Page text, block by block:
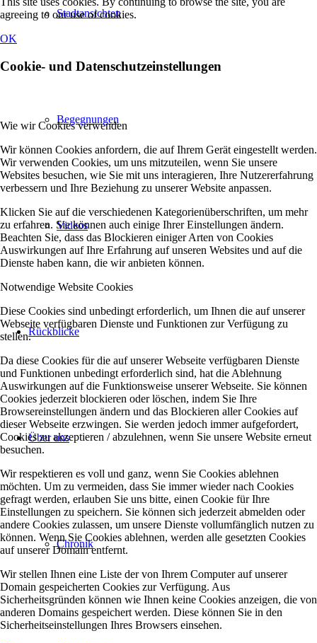
Stadtansichten
Begegnungen
Videos
Rückblicke
Über uns
Chronik
agreeing to our use of cookies.
OK
Cookie- und Datenschutzeinstellungen
Wie wir Cookies verwenden
Wir können Cookies anfordern, die auf Ihrem Gerät eingestellt werden.
Wir verwenden Cookies, um uns mitzuteilen, wenn Sie unsere
Websites besuchen, wie Sie mit uns interagieren, Ihre Nutzererfahrung
verbessern und Ihre Beziehung zu unserer Website anpassen.
Klicken Sie auf die verschiedenen Kategorienüberschriften, um mehr
zu erfahren. Sie können auch einige Ihrer Einstellungen ändern.
Beachten Sie, dass das Blockieren einiger Arten von Cookies
Auswirkungen auf Ihre Erfahrung auf unseren Websites und auf die
Dienste haben kann, die wir anbieten können.
Notwendige Website Cookies
Diese Cookies sind unbedingt erforderlich, um Ihnen die auf unserer
Webseite verfügbaren Dienste und Funktionen zur Verfügung zu
stellen.
Da diese Cookies für die auf unserer Webseite verfügbaren Dienste
und Funktionen unbedingt erforderlich sind, hat die Ablehnung
Auswirkungen auf die Funktionsweise unserer Webseite. Sie können
Cookies jederzeit blockieren oder löschen, indem Sie Ihre
Browsereinstellungen ändern und das Blockieren aller Cookies auf
dieser Webseite erzwingen. Sie werden jedoch immer aufgefordert,
Cookies zu akzeptieren / abzulehnen, wenn Sie unsere Website erneut
besuchen.
Wir respektieren es voll und ganz, wenn Sie Cookies ablehnen
möchten. Um zu vermeiden, dass Sie immer wieder nach Cookies
gefragt werden, erlauben Sie uns bitte, einen Cookie für Ihre
Einstellungen zu speichern. Sie können sich jederzeit abmelden oder
andere Cookies zulassen, um unsere Dienste vollumfänglich nutzen zu
können. Wenn Sie Cookies ablehnen, werden alle gesetzten Cookies
auf unserer Domain entfernt.
Wir stellen Ihnen eine Liste der von Ihrem Computer auf unserer
Domain gespeicherten Cookies zur Verfügung. Aus
Sicherheitsgründen können wie Ihnen keine Cookies anzeigen, die von
anderen Domains gespeichert werden. Diese können Sie in den
Sicherheitseinstellungen Ihres Browsers einsehen.